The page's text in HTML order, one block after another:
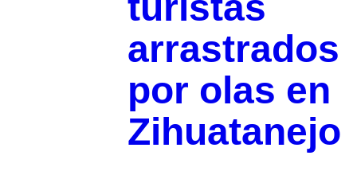
arrastrados
por olas en
Zihuatanejo